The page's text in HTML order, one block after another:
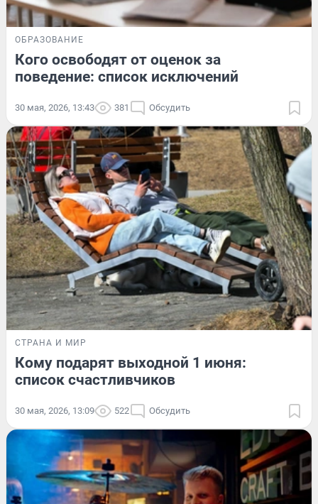
ОБРАЗОВАНИЕ
Кого освободят от оценок за
поведение: список исключений
30 мая, 2026, 13:43 381 Обсудить
СТРАНА И МИР
Кому подарят выходной 1 июня:
список счастливчиков
30 мая, 2026, 13:09 522 Обсудить